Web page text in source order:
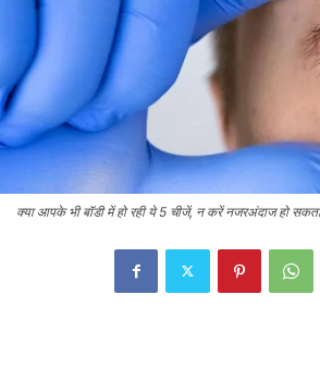
क्या आपके भी बॉडी में हो रही ये 5 चीजें, न करें नजरअंदाज हो